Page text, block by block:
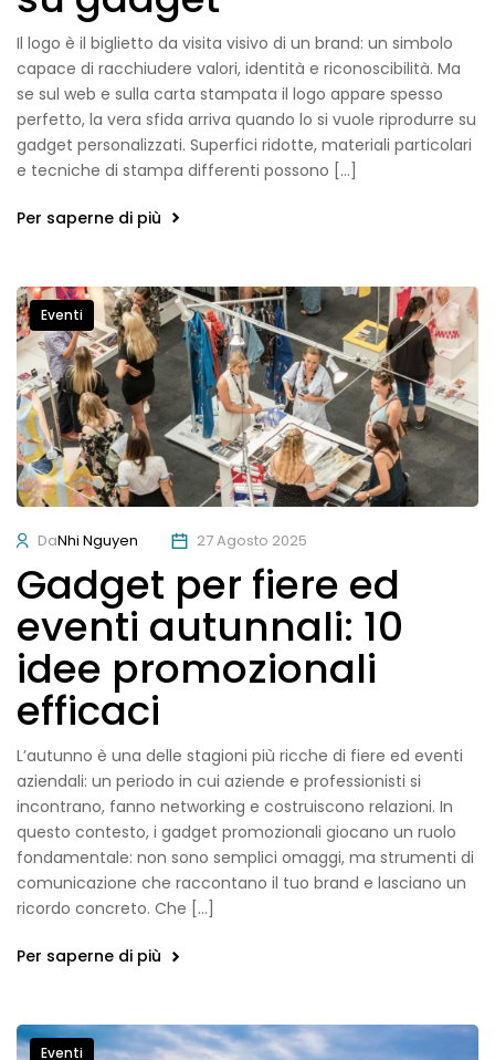
Il logo è il biglietto da visita visivo di un brand: un simbolo
capace di racchiudere valori, identità e riconoscibilità. Ma
se sul web e sulla carta stampata il logo appare spesso
perfetto, la vera sfida arriva quando lo si vuole riprodurre su
gadget personalizzati. Superfici ridotte, materiali particolari
e tecniche di stampa differenti possono […]
Per saperne di più
Eventi
DaNhi Nguyen 27 Agosto 2025
Gadget per fiere ed
eventi autunnali: 10
idee promozionali
efficaci
L’autunno è una delle stagioni più ricche di fiere ed eventi
aziendali: un periodo in cui aziende e professionisti si
incontrano, fanno networking e costruiscono relazioni. In
questo contesto, i gadget promozionali giocano un ruolo
fondamentale: non sono semplici omaggi, ma strumenti di
comunicazione che raccontano il tuo brand e lasciano un
ricordo concreto. Che […]
Per saperne di più
Eventi